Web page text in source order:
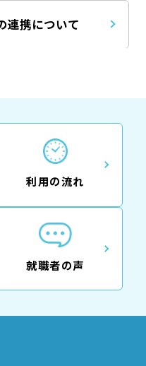
連携について
利用の流れ
就職者の声